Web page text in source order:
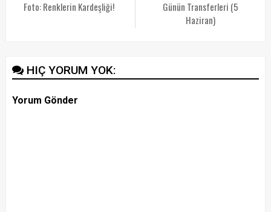
Günün Transferleri (5
Haziran)
Foto: Renklerin Kardeşliği!
HIÇ YORUM YOK:
Yorum Gönder